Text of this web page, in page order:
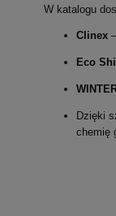
W katalogu
Clinex
Eco
Dzięki
chemię